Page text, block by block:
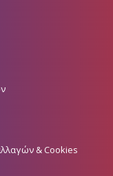
& Cookies